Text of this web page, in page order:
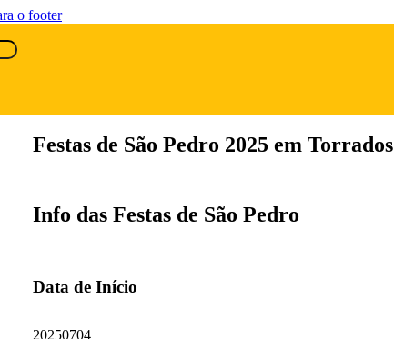
o footer
Festas de São Pedro 2025 em Torrados
Info das Festas de São Pedro
Data de Início
20250704